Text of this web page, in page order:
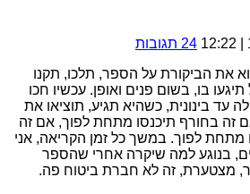
24 תגובות
את הביקורת על הספר, תלכו, תקנו
בו, בשום פנים ואופן. עכשיו חכו
עד בינונית, כשהיא תגיע, תוציאו את
זה בחורף תיכנסו מתחת לפוך, אם זה
מתחת לפוך. במשך כל זמן הקריאה, אני
בנוגע למה שיקרה אחרי שהספר
מצטערת, זה לא חברת ביטוח פה.